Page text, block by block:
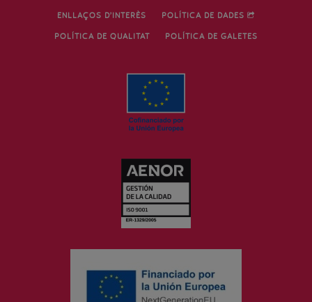
ENLLAÇOS D’INTERÈS
POLÍTICA DE DADES
POLÍTICA DE QUALITAT
POLÍTICA DE GALETES